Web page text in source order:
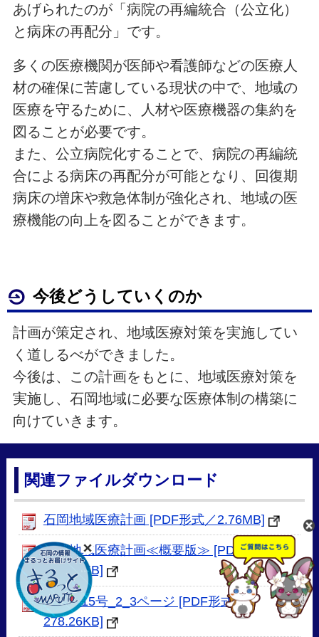
あげられたのが「病院の再編統合（公立化）
と病床の再配分」です。
多くの医療機関が医師や看護師などの医療人
材の確保に苦慮している現状の中で、地域の
医療を守るために、人材や医療機器の集約を
図ることが必要です。
また、公立病院化することで、病院の再編統
合による病床の再配分が可能となり、回復期
病床の増床や救急体制が強化され、地域の医
療機能の向上を図ることができます。
今後どうしていくのか
計画が策定され、地域医療対策を実施してい
く道しるべができました。
今後は、この計画をもとに、地域医療対策を
実施し、石岡地域に必要な医療体制の構築に
向けていきます。
関連ファイルダウンロード
石岡地域医療計画 [PDF形式／2.76MB]
石岡地域医療計画≪概要版≫ [PDF形式／
407.04KB]
H30.9.15号_2_3ページ [PDF形式／
278.26KB]